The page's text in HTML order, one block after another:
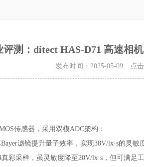
评测：ditect HAS-D71 高速相
发布时间：2025-05-09 点击
传感器，采用双模ADC架构：
滤镜提升量子效率，实现38V/lx·s的灵敏
彩采样，虽灵敏度降至20V/lx·s，但可满足